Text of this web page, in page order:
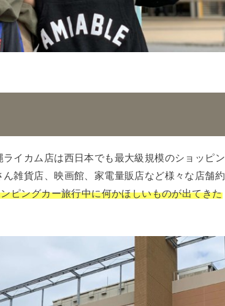
イカム店は西日本でも最大級規模のショッピン
雑貨店、映画館、家電量販店など様々な店舗約
ピングカー旅行中に何かほしいものが出てきた